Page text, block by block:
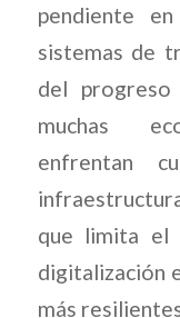
pendiente
sistemas de
del progreso
muchas
enfrentan
que limita el
digitalización
más